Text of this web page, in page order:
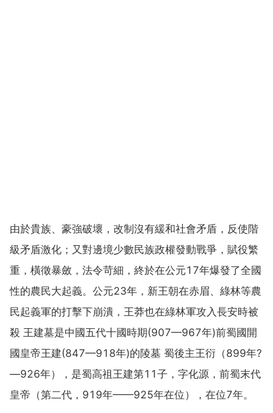
由於貴族、豪強破壞，改制沒有緩和社會矛盾，反使階
級矛盾激化；又對邊境少數民族政權發動戰爭，賦役繁
重，橫徵暴斂，法令苛細，終於在公元17年爆發了全國
性的農民大起義。公元23年，新王朝在赤眉、綠林等農
民起義軍的打擊下崩潰，王莽也在綠林軍攻入長安時被
殺 王建墓是中國五代十國時期(907—967年)前蜀國開
國皇帝王建(847—918年)的陵墓 蜀後主王衍（899年?
—926年），是蜀高祖王建第11子，字化源，前蜀末代
皇帝（第二代，919年——925年在位），在位7年。